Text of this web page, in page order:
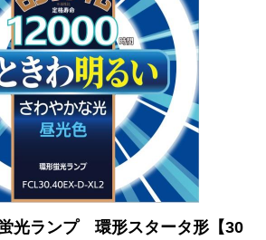
光ランプ 環形スタータ形【30